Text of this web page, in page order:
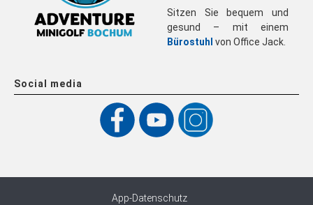
Sitzen Sie bequem und
gesund – mit einem
Bürostuhl von Office Jack.
Social media
App-Datenschutz